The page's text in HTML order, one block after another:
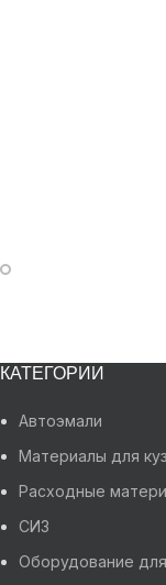
КАТЕГОРИИ
Автоэмали
Материалы для
Расходные
СИЗ
Оборудование